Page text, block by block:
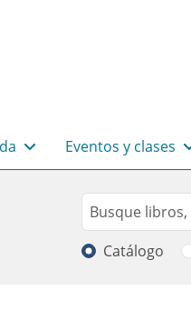
Eventos y clases
Search
Buscar
Catálogo